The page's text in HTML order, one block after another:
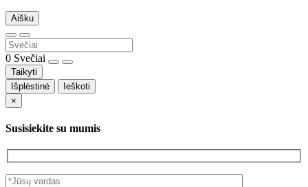
Aišku
0 Svečiai
Taikyti
Išplėstinė
Ieškoti
×
Susisiekite su mumis